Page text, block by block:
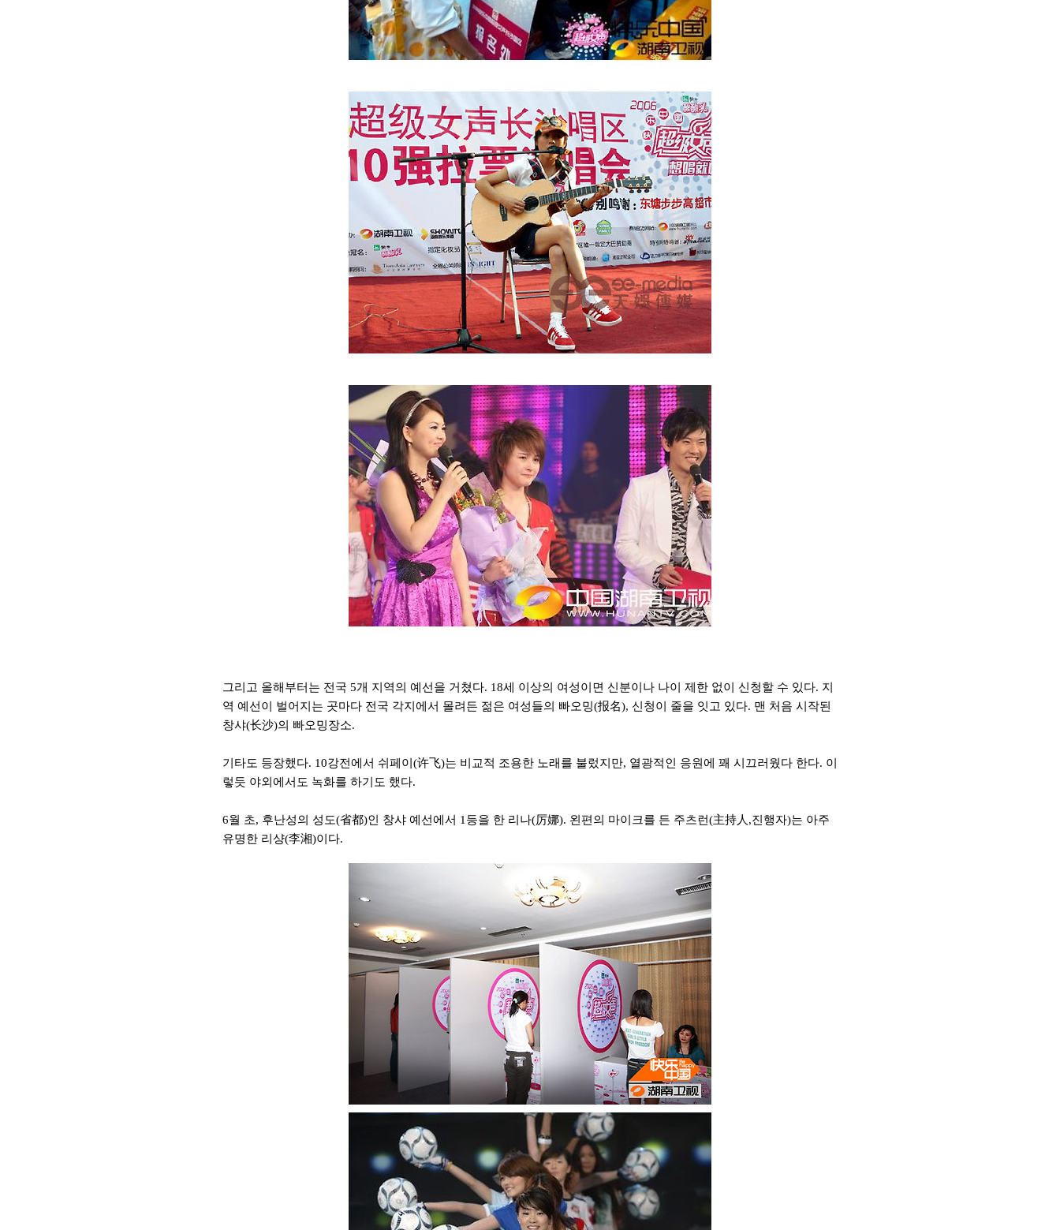
그리고 올해부터는 전국 5개 지역의 예선을 거쳤다. 18세 이상의 여성이면 신분이나 나이 제한 없이 신청할 수 있다. 지
역 예선이 벌어지는 곳마다 전국 각지에서 몰려든 젊은 여성들의 빠오밍(报名), 신청이 줄을 잇고 있다. 맨 처음 시작된
창샤(长沙)의 빠오밍장소.
기타도 등장했다. 10강전에서 쉬페이(许飞)는 비교적 조용한 노래를 불렀지만, 열광적인 응원에 꽤 시끄러웠다 한다. 이
렇듯 야외에서도 녹화를 하기도 했다.
6월 초, 후난성의 성도(省都)인 창샤 예선에서 1등을 한 리나(厉娜). 왼편의 마이크를 든 주츠런(主持人,진행자)는 아주
유명한 리샹(李湘)이다.